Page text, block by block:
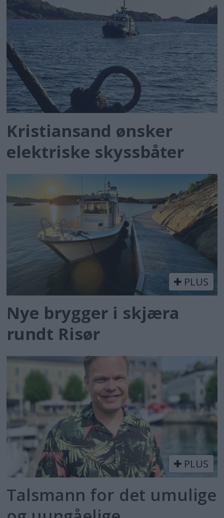
Kristiansand ønsker
elektriske skyssbåter
PLUS
Nye brygger i skjæra
rundt Risør
PLUS
Talsmann for det umulige